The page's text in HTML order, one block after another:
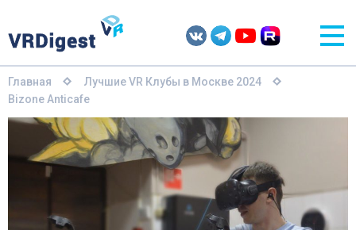
Главная
Лучшие VR Клубы в Москве 2024
Bizone Anticafe